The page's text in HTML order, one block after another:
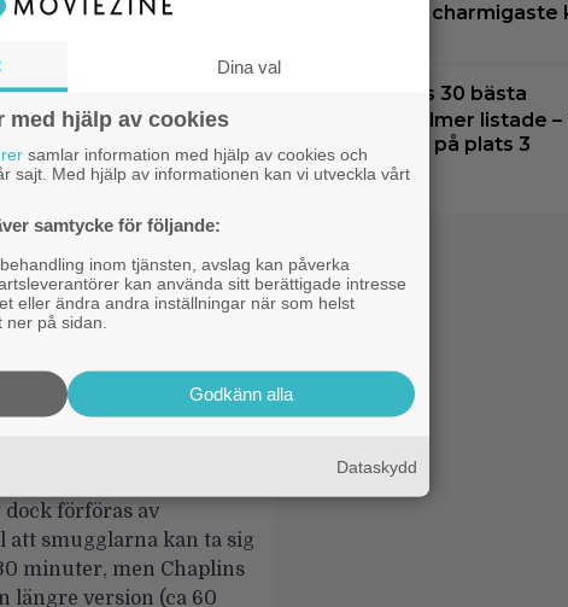
Chaplin skall tapetsera
Darn Hosiery
ett hål i stadsmuren för
förföras av
smugglarna kan ta sig
minuter, men Chaplins
längre version (ca 60
kallas ”årets charmigaste
Tidernas 30 bästa
superhjältefilmer listade –
Dark Knight” på plats 3
Dina val
med hjälp av cookies
samlar information med hjälp av cookies och
sajt. Med hjälp av informationen kan vi utveckla vårt
samtycke för följande:
inom tjänsten, avslag kan påverka
kan använda sitt berättigade intresse
eller ändra andra inställningar när som helst
på sidan.
Godkänn alla
Dataskydd